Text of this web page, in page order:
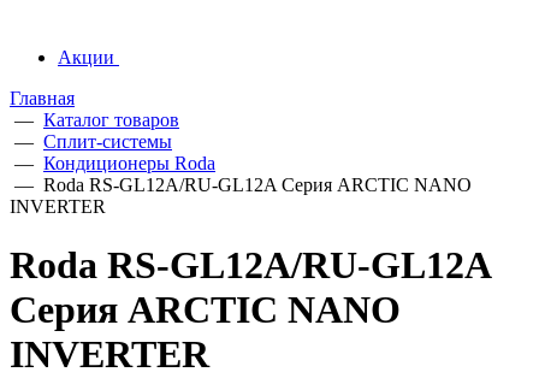
Акции
Главная
— Каталог товаров
— Сплит-системы
— Кондиционеры Roda
— Roda RS-GL12A/RU-GL12A Серия ARCTIC NANO
INVERTER
Roda RS-GL12A/RU-GL12A
Серия ARCTIC NANO
INVERTER